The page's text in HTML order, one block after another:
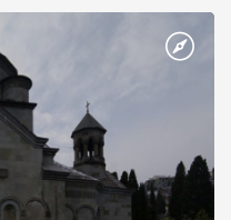
Василем-християнином.
Херсонесу Таврійського